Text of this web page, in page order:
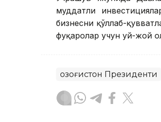
муддатли
бизнесни қўллаб-
фуқаролар учун уй-жой
Қозоғистон Президенти